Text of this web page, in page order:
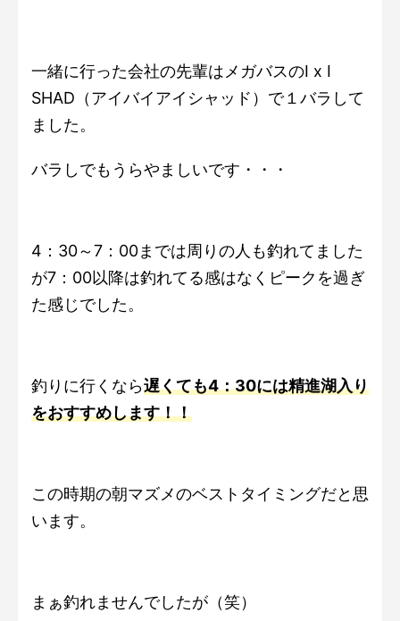
一緒に行った会社の先輩はメガバスのI x I
SHAD（アイバイアイシャッド）で１バラして
ました。
バラしでもうらやましいです・・・
4：30～7：00までは周りの人も釣れてました
が7：00以降は釣れてる感はなくピークを過ぎ
た感じでした。
釣りに行くなら遅くても4：30には精進湖入り
をおすすめします！！
この時期の朝マズメのベストタイミングだと思
います。
まぁ釣れませんでしたが（笑）